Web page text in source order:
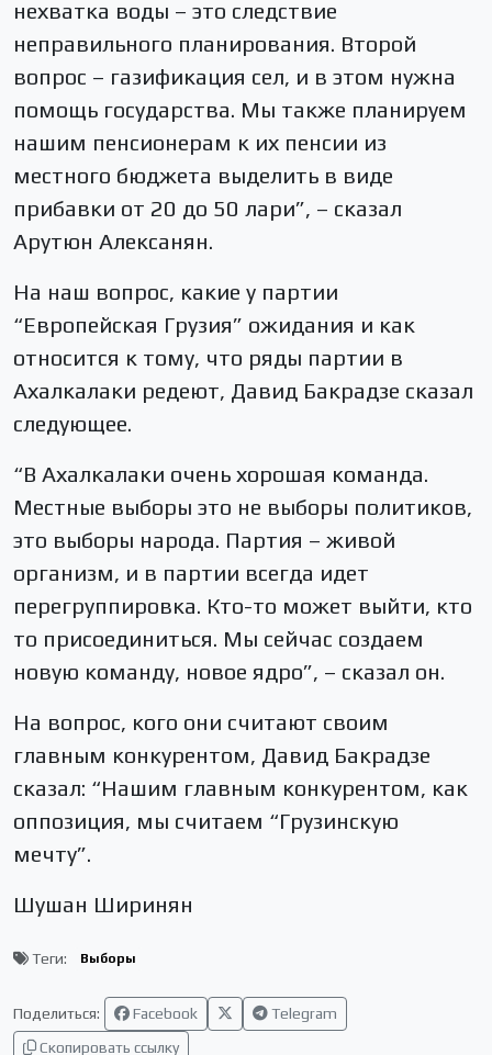
нехватка воды – это следствие
неправильного планирования. Второй
вопрос – газификация сел, и в этом нужна
помощь государства. Мы также планируем
нашим пенсионерам к их пенсии из
местного бюджета выделить в виде
прибавки от 20 до 50 лари”, – сказал
Арутюн Алексанян.
На наш вопрос, какие у партии
“Европейская Грузия” ожидания и как
относится к тому, что ряды партии в
Ахалкалаки редеют, Давид Бакрадзе сказал
следующее.
“В Ахалкалаки очень хорошая команда.
Местные выборы это не выборы политиков,
это выборы народа. Партия – живой
организм, и в партии всегда идет
перегруппировка. Кто-то может выйти, кто
то присоединиться. Мы сейчас создаем
новую команду, новое ядро”, – сказал он.
На вопрос, кого они считают своим
главным конкурентом, Давид Бакрадзе
сказал: “Нашим главным конкурентом, как
оппозиция, мы считаем “Грузинскую
мечту”.
Шушан Ширинян
Теги: Выборы
Поделиться: Facebook
Telegram
Скопировать ссылку